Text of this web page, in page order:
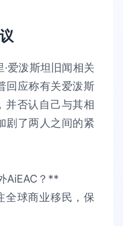
爱泼斯坦旧闻相关
回应称有关爱泼斯
并否认自己与其相
剧了两人之间的紧
AiEAC？**​​
球商业移民，保